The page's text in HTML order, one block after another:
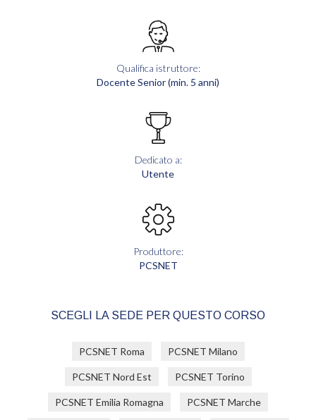
Qualifica istruttore:
Docente Senior (min. 5 anni)
Dedicato a:
Utente
Produttore:
PCSNET
SCEGLI LA SEDE PER QUESTO CORSO
PCSNET Roma PCSNET Milano
PCSNET Nord Est PCSNET Torino
PCSNET Emilia Romagna PCSNET Marche